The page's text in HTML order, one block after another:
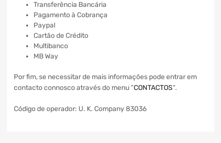
Transferência Bancária
Pagamento à Cobrança
Paypal
Cartão de Crédito
Multibanco
MB Way
Por fim, se necessitar de mais informações pode entrar em
contacto connosco através do menu “CONTACTOS“.
Código de operador: U. K. Company 83036